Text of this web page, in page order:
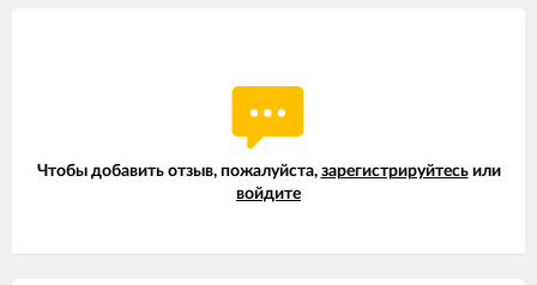
Чтобы добавить отзыв, пожалуйста, зарегистрируйтесьили
войдите